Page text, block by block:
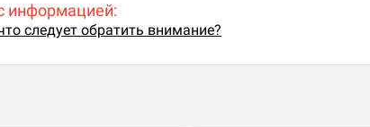
информацией:
следует обратить внимание?